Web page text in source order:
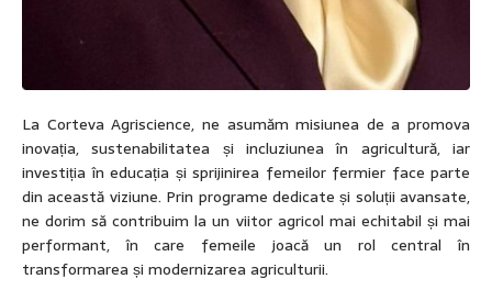
La Corteva Agriscience, ne asumăm misiunea de a promova
inovația, sustenabilitatea și incluziunea în agricultură, iar
investiția în educația și sprijinirea femeilor fermier face parte
din această viziune. Prin programe dedicate și soluții avansate,
ne dorim să contribuim la un viitor agricol mai echitabil și mai
performant, în care femeile joacă un rol central în
transformarea și modernizarea agriculturii.